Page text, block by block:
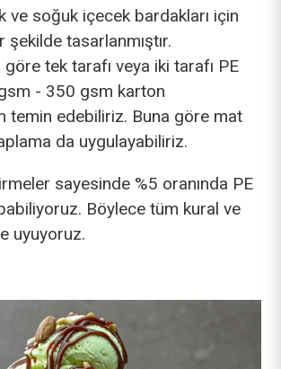
ve soğuk içecek bardakları için
tasarlanmıştır.
göre tek tarafı veya iki tarafı PE
- 350 gsm karton
temin edebiliriz. Buna göre mat
da uygulayabiliriz.
sayesinde %5 oranında PE
Böylece tüm kural ve
uyuyoruz.